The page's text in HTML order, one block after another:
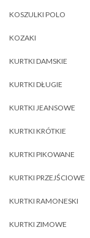
KOSZULKI POLO
KOZAKI
KURTKI DAMSKIE
KURTKI DŁUGIE
KURTKI JEANSOWE
KURTKI KRÓTKIE
KURTKI PIKOWANE
KURTKI PRZEJŚCIOWE
KURTKI RAMONESKI
KURTKI ZIMOWE